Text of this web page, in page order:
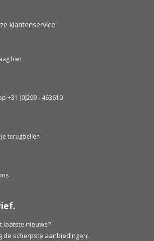
klantenservice:
hier
+31 (0)299 - 463610
terugbellen
laatste nieuws?
de scherpste aanbiedingen!